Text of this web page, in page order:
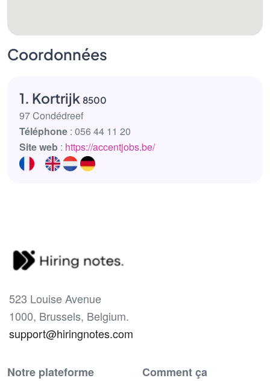
Coordonnées
1. Kortrijk 8500
97 Condédreef
Téléphone : 056 44 11 20
Site web : https://accentjobs.be/
523 Louise Avenue
1000, Brussels, Belgium.
support@hiringnotes.com
Notre plateforme
Comment ça